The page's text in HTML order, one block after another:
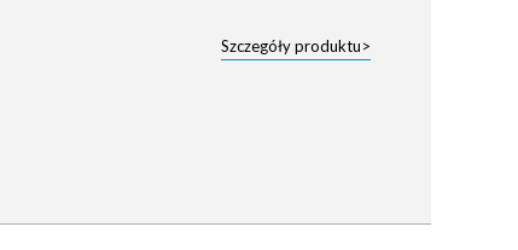
Szczegóły produktu>